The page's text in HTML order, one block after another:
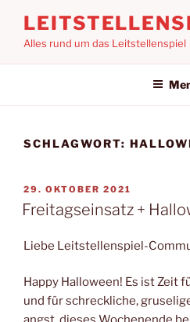
Inhalt
springenAlles rund um das Leitstellenspiel
SCHLAGWORT:
VERÖFFENTLICHT
AM
29. OKTOBER 2021
Freitagseinsatz +
Liebe Leitstellenspiel-
Happy Halloween! Es ist Zeit
und für schreckliche,